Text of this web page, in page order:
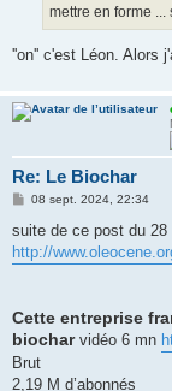
mettre en forme
''on'' c'est Léon. Alors
Re: Le Biochar
M
s
a
08 sept. 2024, 22:34
suite de ce post du 28
http://
Cette entreprise
biocharvidéo 6 mn
Brut
2,19 M d’abonnés